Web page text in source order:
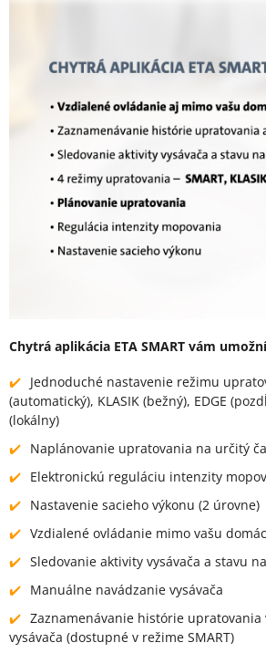
Chytrá aplikácia ETA SMART vám
Jednoduché nastavenie režimu
(automatický), KLASIK (bežný), EDGE
(lokálny)
Naplánovanie upratovania na určitý
Elektronickú reguláciu intenzity
Nastavenie sacieho výkonu (2 úrovne)
Vzdialené ovládanie mimo vašu
Sledovanie aktivity vysávača a stavu
Manuálne navádzanie vysávača
Zaznamenávanie histórie upratovania
vysávača (dostupné v režime SMART)